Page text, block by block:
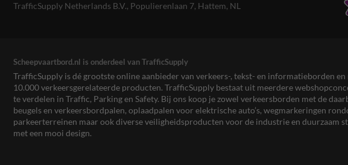
TrafficSupply Netherlands B.V., Populierenlaan 7, Hattem, NL
Scheepvaartbord.nl is onderdeel van TrafficSupply
TrafficSupply is dé grootste online aanbieder van verkeers-, tekst- en informatieborden en
10.000 verkeersgerelateerde producten. TrafficSupply bestaat uit meerdere
te verdelen in Traffic, Parking en Safety. Bij ons koop je zowel verkeersborden met de
beugels en verkeersbordpalen, oplaadpalen voor elektrische auto’s, wegmarkeringen
parkeerterreinen maar ook diverse veiligheidsproducten voor de industrie en duurzaam
met een mooi design.